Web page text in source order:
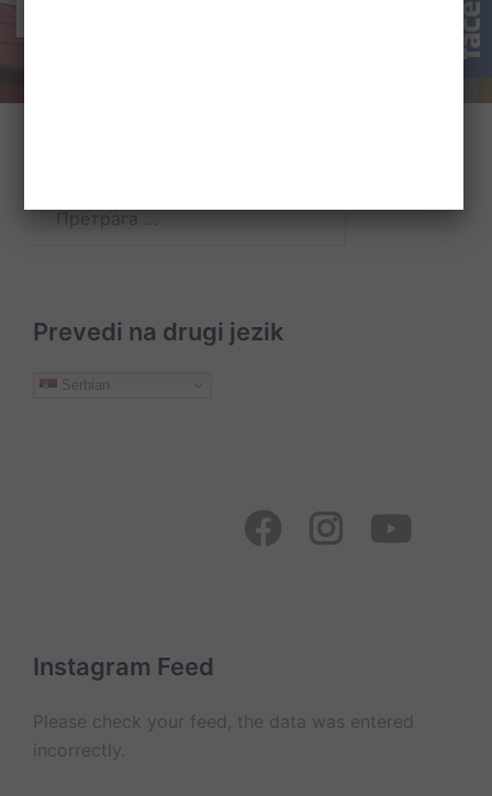
Prevedi na drugi jezik
Serbian
organizacija
jedinice
Ostalo
Konkursi
Oglasna
Social
Facebook
Page
Instagram
Instagram Feed
Please check your feed, the data was entered
incorrectly.